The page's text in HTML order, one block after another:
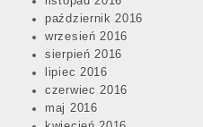
październik 2016
wrzesień 2016
sierpień 2016
lipiec 2016
czerwiec 2016
maj 2016